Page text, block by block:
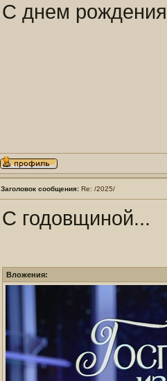
С днем
Заголовок сообщения: Re: /2025/
С годовщиной...
Вложения: